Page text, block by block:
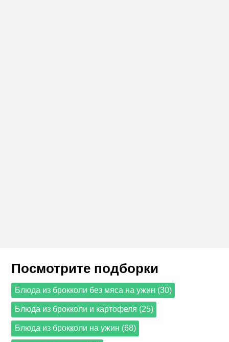
Посмотрите подборки
Блюда из брокколи без мяса на ужин (30)
Блюда из брокколи и картофеля (25)
Блюда из брокколи на ужин (68)